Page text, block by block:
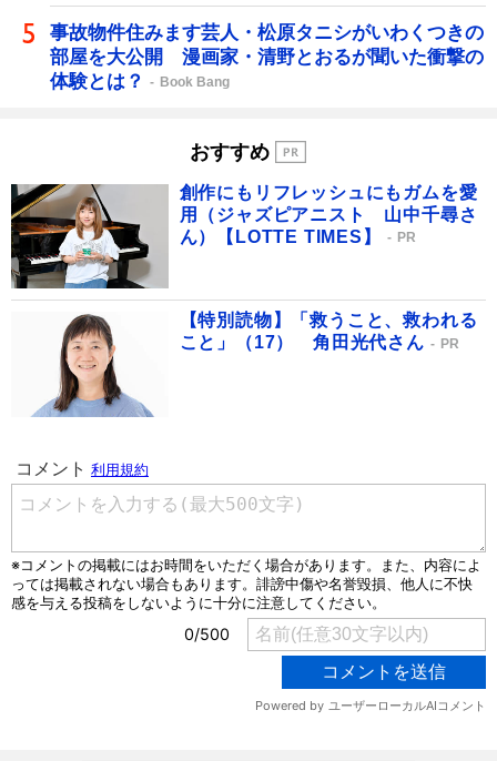
事故物件住みます芸人・松原タニシがいわくつきの
部屋を大公開 漫画家・清野とおるが聞いた衝撃の
体験とは？
Book Bang
おすすめ
創作にもリフレッシュにもガムを愛
用（ジャズピアニスト 山中千尋さ
ん）【LOTTE TIMES】
PR
【特別読物】「救うこと、救われる
こと」（17） 角田光代さん
PR